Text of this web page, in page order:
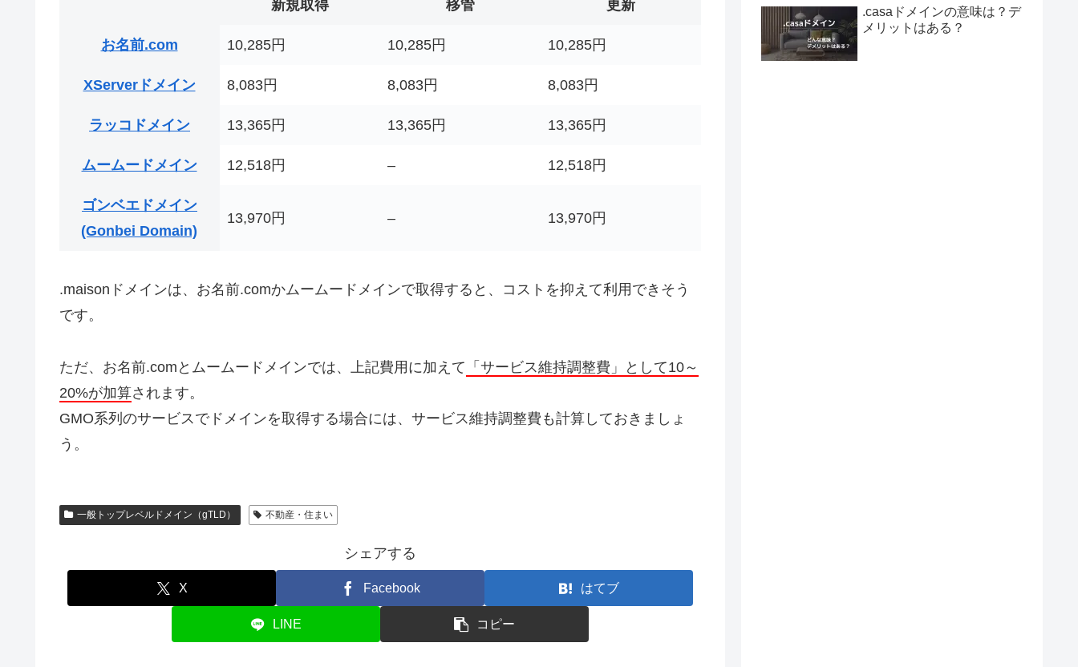
新規取得 移管 更新
お名前.com 10,285円 10,285円 10,285円
XServerドメイン 8,083円 8,083円 8,083円
ラッコドメイン 13,365円 13,365円 13,365円
ムームードメイン 12,518円 – 12,518円
ゴンベエドメイン
(Gonbei Domain)
13,970円 – 13,970円
.maisonドメインは、お名前.comかムームードメインで取得すると、コストを抑えて利用できそう
です。
ただ、お名前.comとムームードメインでは、上記費用に加えて 「サービス維持調整費」として10～
20%が加算されます。
GMO系列のサービスでドメインを取得する場合には、サービス維持調整費も計算しておきましょ
う。
一般トップレベルドメイン（gTLD） 不動産・住まい
シェアする
X Facebook はてブ
LINE コピー
.casaドメインの意味は？デ
メリットはある？